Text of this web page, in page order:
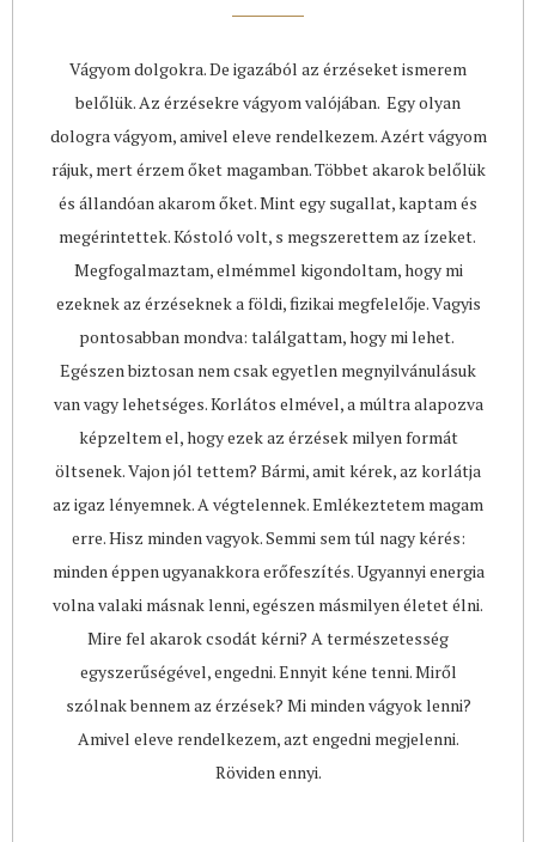
Vágyom dolgokra. De igazából az érzéseket ismerem
belőlük. Az érzésekre vágyom valójában. Egy olyan
dologra vágyom, amivel eleve rendelkezem. Azért vágyom
rájuk, mert érzem őket magamban. Többet akarok belőlük
és állandóan akarom őket. Mint egy sugallat, kaptam és
megérintettek. Kóstoló volt, s megszerettem az ízeket.
Megfogalmaztam, elmémmel kigondoltam, hogy mi
ezeknek az érzéseknek a földi, fizikai megfelelője. Vagyis
pontosabban mondva: találgattam, hogy mi lehet.
Egészen biztosan nem csak egyetlen megnyilvánulásuk
van vagy lehetséges. Korlátos elmével, a múltra alapozva
képzeltem el, hogy ezek az érzések milyen formát
öltsenek. Vajon jól tettem? Bármi, amit kérek, az korlátja
az igaz lényemnek. A végtelennek. Emlékeztetem magam
erre. Hisz minden vagyok. Semmi sem túl nagy kérés:
minden éppen ugyanakkora erőfeszítés. Ugyannyi energia
volna valaki másnak lenni, egészen másmilyen életet élni.
Mire fel akarok csodát kérni? A természetesség
egyszerűségével, engedni. Ennyit kéne tenni. Miről
szólnak bennem az érzések? Mi minden vágyok lenni?
Amivel eleve rendelkezem, azt engedni megjelenni.
Röviden ennyi.